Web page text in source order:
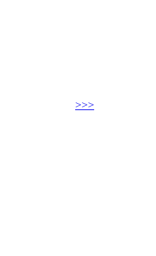
>>>